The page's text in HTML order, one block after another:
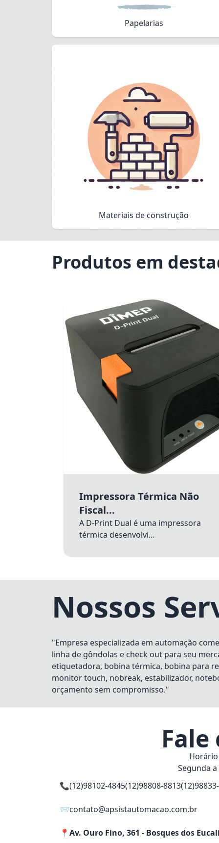
Papelarias
Materiais de construção
Produtos em
Impressora Térmica Não
Fiscal...
A D-Print Dual é uma impressora
térmica desenvolvi...
Nossos
"Empresa especializada em automação
linha de gôndolas e check out para seu
etiquetadora, bobina térmica, bobina para
monitor touch, nobreak, estabilizador,
orçamento sem compromisso."
Fale
Segunda
📞(12)98102-4845(12)98808-8813
📨contato@apsistautomacao.com.br
📍 Av. Ouro Fino, 361 - Bosques dos